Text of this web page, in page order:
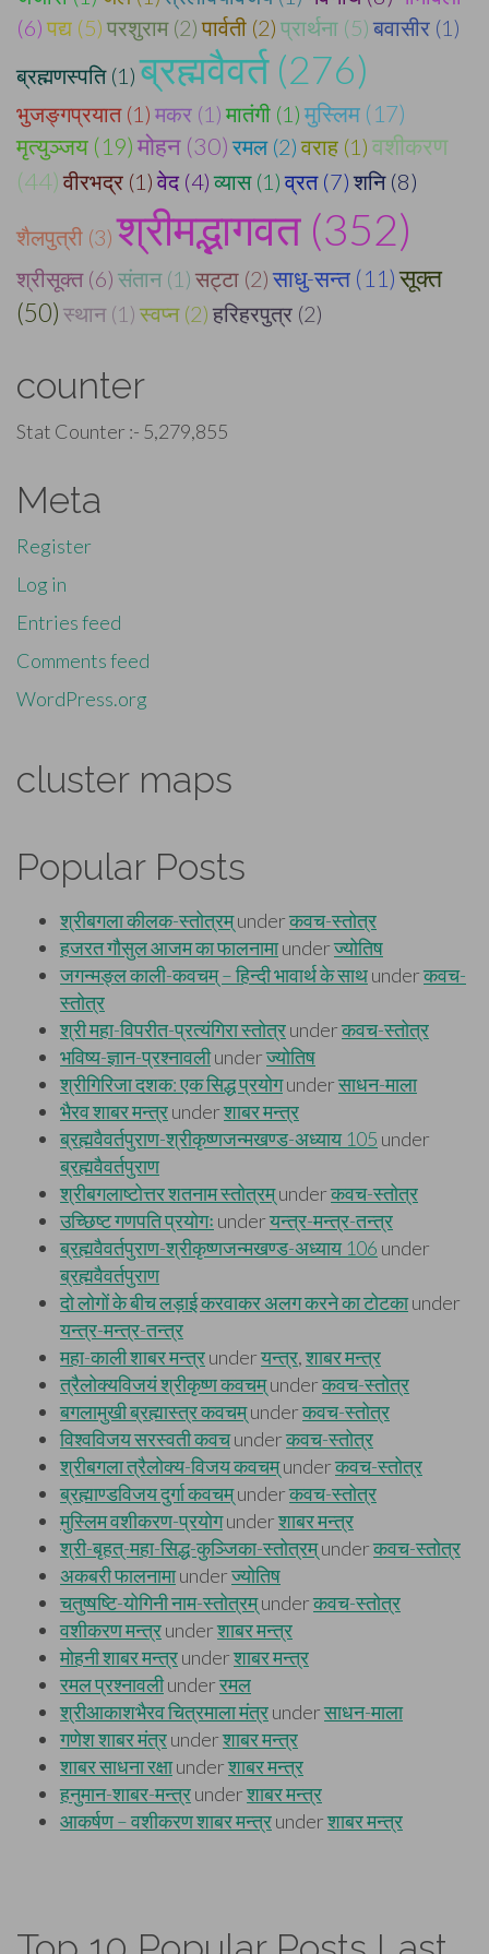
(6) पद्य (5) परशुराम (2) पार्वती (2) प्रार्थना (5) बवासीर (1)
ब्रह्मणस्पति (1) ब्रह्मवैवर्त (276)
भुजङ्गप्रयात (1) मकर (1) मातंगी (1) मुस्लिम (17)
मृत्युञ्जय (19) मोहन (30) रमल (2) वराह (1) वशीकरण
(44) वीरभद्र (1) वेद (4) व्यास (1) व्रत (7) शनि (8)
शैलपुत्री (3) श्रीमद्भागवत (352)
श्रीसूक्त (6) संतान (1) सट्टा (2) साधु-सन्त (11) सूक्त
(50) स्थान (1) स्वप्न (2) हरिहरपुत्र (2)
counter
Stat Counter :- 5,279,855
Meta
Register
Log in
Entries feed
Comments feed
WordPress.org
cluster maps
Popular Posts